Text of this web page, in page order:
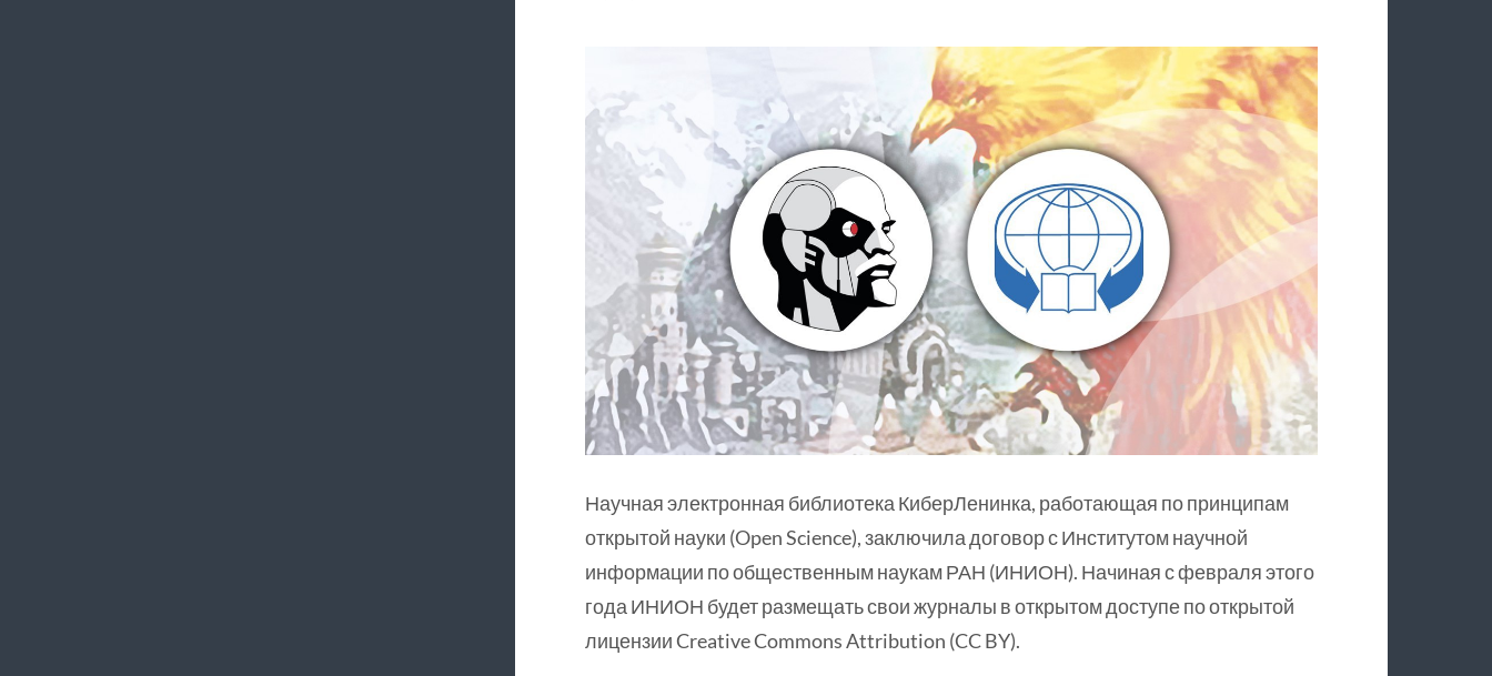
Научная электронная библиотека КиберЛенинка, работающая по принципам
открытой науки (Open Science), заключила договор с Институтом научной
информации по общественным наукам РАН (ИНИОН). Начиная с февраля этого
года ИНИОН будет размещать свои журналы в открытом доступе по открытой
лицензии Creative Commons Attribution (CC BY).